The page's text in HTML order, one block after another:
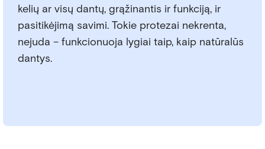
kelių ar visų dantų, grąžinantis ir funkciją, ir
pasitikėjimą savimi. Tokie protezai nekrenta,
nejuda – funkcionuoja lygiai taip, kaip natūralūs
dantys.